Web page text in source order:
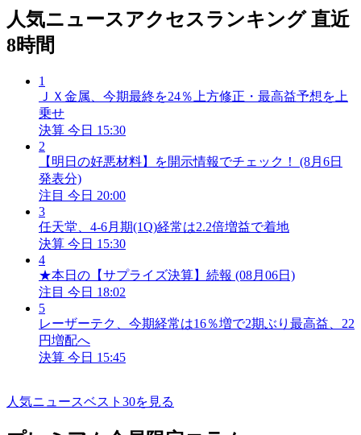
人気ニュースアクセスランキング 直近
8時間
1
ＪＸ金属、今期最終を24％上方修正・最高益予想を上
乗せ
決算 今日 15:30
2
【明日の好悪材料】を開示情報でチェック！ (8月6日
発表分)
注目 今日 20:00
3
任天堂、4-6月期(1Q)経常は2.2倍増益で着地
決算 今日 15:30
4
★本日の【サプライズ決算】続報 (08月06日)
注目 今日 18:02
5
レーザーテク、今期経常は16％増で2期ぶり最高益、22
円増配へ
決算 今日 15:45
人気ニュースベスト30を見る